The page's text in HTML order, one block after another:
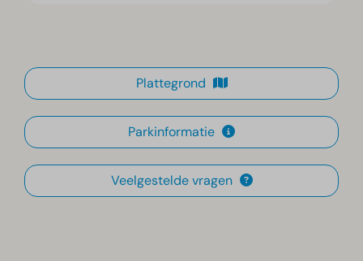
Plattegrond
Parkinformatie
Veelgestelde vragen